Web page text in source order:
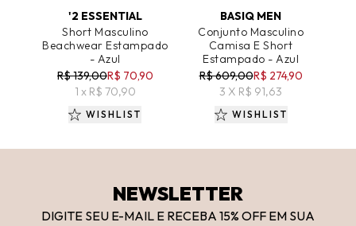
'2 ESSENTIAL
Short Masculino
Beachwear Estampado
- Azul
R$ 139,00R$ 70,90
1 x R$ 70,90
WISHLIST
BASIQ MEN
Conjunto Masculino
Camisa E Short
Estampado - Azul
R$ 609,00R$ 274,90
3 X R$ 91,63
WISHLIST
NEWSLETTER
DIGITE SEU E-MAIL E RECEBA 15% OFF EM SUA